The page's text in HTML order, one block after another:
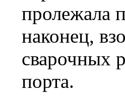
пролежала
наконец,
сварочных
порта.